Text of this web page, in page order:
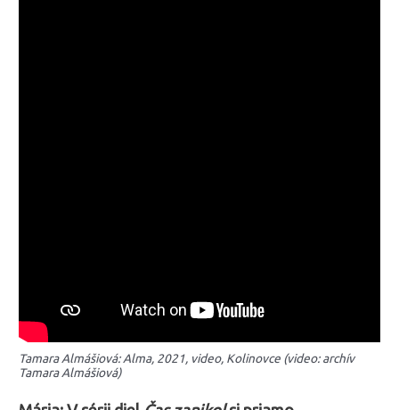
Tamara Almášiová: Alma, 2021, video, Kolinovce (video: archív
Tamara Almášiová)